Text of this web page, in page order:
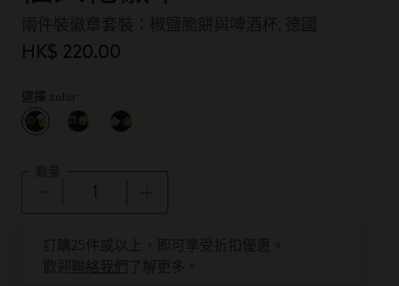
HK$ 220.00
選擇 color
已選擇
* 所選樣品